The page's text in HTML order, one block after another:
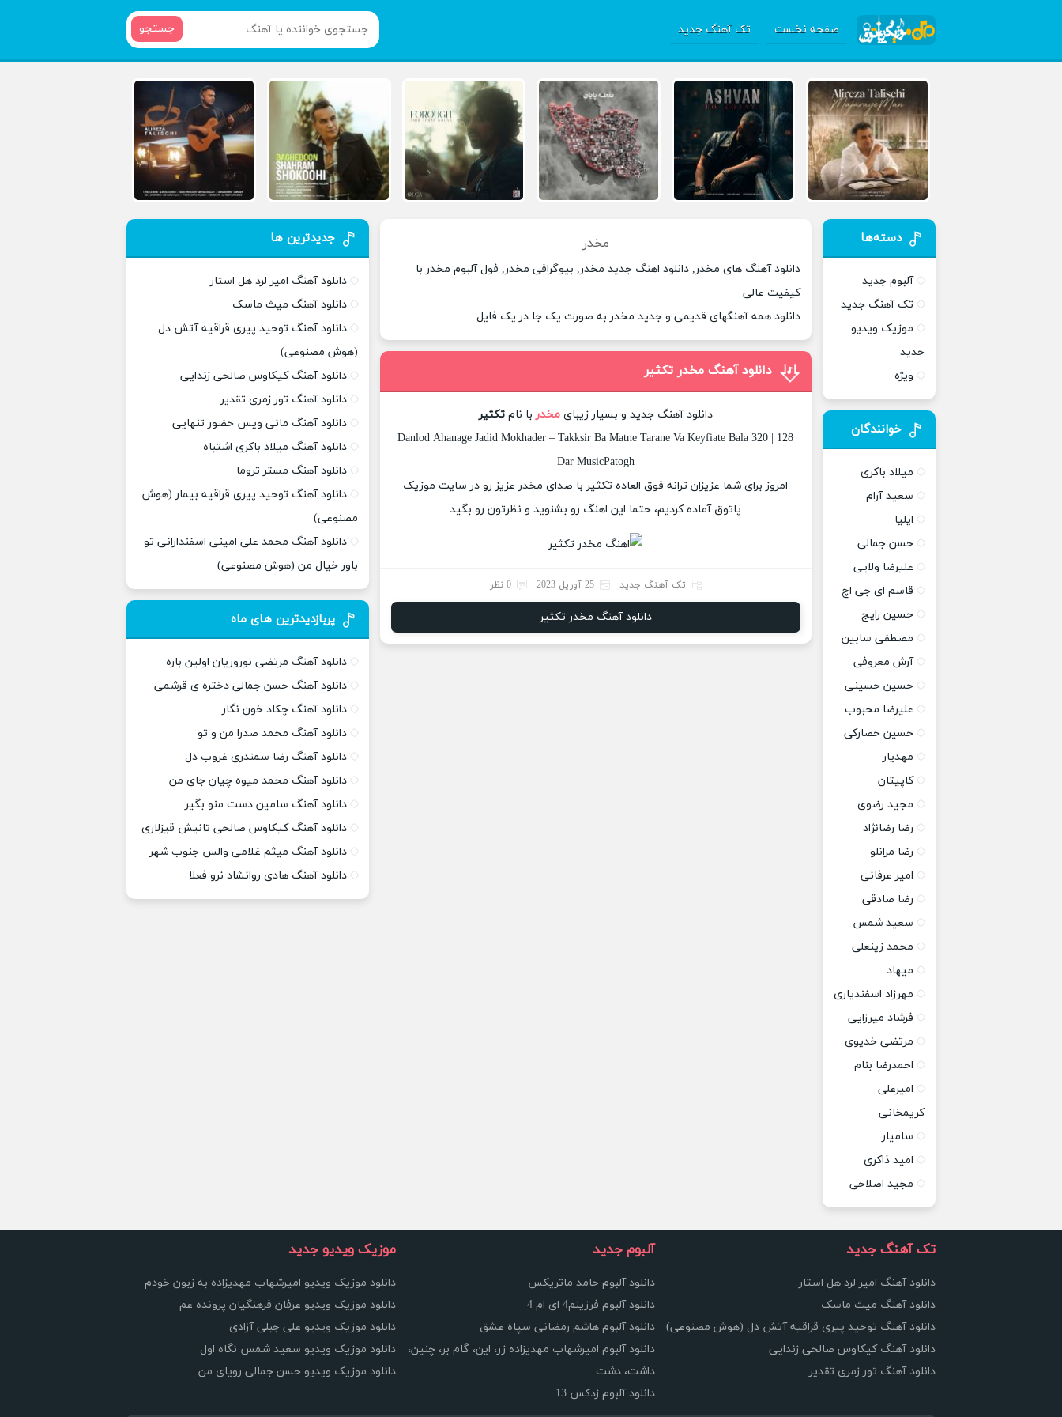
صفحه نخست تک آهنگ جدید جستجو
مخدر
دانلود آهنگ های مخدر, دانلود اهنگ جدید مخدر, بیوگرافی مخدر, فول آلبوم مخدر با
کیفیت عالی
دانلود همه آهنگهای قدیمی و جدید مخدر به صورت یک جا در یک فایل
دانلود آهنگ مخدر تکثیر
دانلود آهنگ جدید و بسیار زیبایمخدر با نامتکثیر
Danlod Ahanage Jadid Mokhader – Takksir Ba Matne Tarane Va Keyfiate Bala 320 | 128
Dar MusicPatogh
امروز برای شما عزیزان ترانه فوق العاده تکثیر با صدای مخدر عزیز رو در سایت موزیک
پاتوق آماده کردیم، حتما این اهنگ رو بشنوید و نظرتون رو بگید
تک آهنگ جدید 25 آوریل 2023 0 نظر
دانلود آهنگ مخدر تکثیر
دسته‌ها
آلبوم جدید
تک آهنگ جدید
موزیک ویدیو
جدید
ویژه
خوانندگان
میلاد باکری
سعید آرام
ایلیا
حسن جمالی
علیرضا ولایی
قاسم ای جی اچ
حسین رایج
مصطفی سابین
آرش معروفی
حسین حسینی
علیرضا محبوب
حسین حصارکی
مهدیار
کاپیتان
مجید رضوی
رضا رضانژاد
رضا مرانلو
امیر عرفانی
رضا صادقی
سعید شمس
محمد زینعلی
میهاد
مهرزاد اسفندیاری
فرشاد میرزایی
مرتضی خدیوی
احمدرضا بنام
امیرعلی
کریمخانی
سامیار
امید ذاکری
مجید اصلاحی
جدیدترین ها
دانلود آهنگ امیر لرد هل استار
دانلود آهنگ میث ماسک
دانلود آهنگ توحید پیری قراقیه آتش دل
(هوش مصنوعی)
دانلود آهنگ کیکاوس صالحی زندایی
دانلود آهنگ تور زمری تقدیر
دانلود آهنگ مانی ویس حضور تنهایی
دانلود آهنگ میلاد باکری اشتباه
دانلود آهنگ مستر تروما
دانلود آهنگ توحید پیری قراقیه بیمار (هوش
مصنوعی)
دانلود آهنگ محمد علی امینی اسفندارانی تو
باور خیال من (هوش مصنوعی)
پربازدیدترین های ماه
دانلود آهنگ مرتضی نوروزیان اولین باره
دانلود آهنگ حسن جمالی دختره ی قرشمی
دانلود آهنگ چکاد خون نگار
دانلود آهنگ محمد صدرا من و تو
دانلود آهنگ رضا سمندری غروب دل
دانلود آهنگ محمد میوه چیان جای من
دانلود آهنگ سامین دست منو بگیر
دانلود آهنگ کیکاوس صالحی تانیش قیزلاری
دانلود آهنگ میثم غلامی والس جنوب شهر
دانلود آهنگ هادی روانشاد نرو فعلا
تک آهنگ جدید
دانلود آهنگ امیر لرد هل استار
دانلود آهنگ میث ماسک
دانلود آهنگ توحید پیری قراقیه آتش دل (هوش مصنوعی)
دانلود آهنگ کیکاوس صالحی زندایی
دانلود آهنگ تور زمری تقدیر
آلبوم جدید
دانلود آلبوم حامد ماتریکس
دانلود آلبوم فرزینم4 ای ام 4
دانلود آلبوم هاشم رمضانی سپاه عشق
دانلود آلبوم امیرشهاب مهدیزاده زر، این، گام بر، چنین،
داشت، دشت
دانلود آلبوم زدکس 13
موزیک ویدیو جدید
دانلود موزیک ویدیو امیرشهاب مهدیزاده به زبون خودم
دانلود موزیک ویدیو عرفان فرهنگیان پرونده غم
دانلود موزیک ویدیو علی جبلی آزادی
دانلود موزیک ویدیو سعید شمس نگاه اول
دانلود موزیک ویدیو حسن جمالی رویای من